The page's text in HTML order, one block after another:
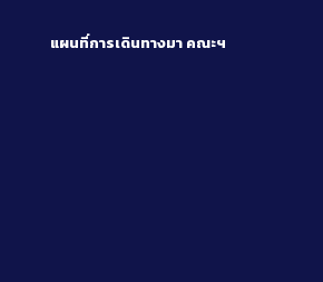
แผนที่การเดินทางมา คณะฯ